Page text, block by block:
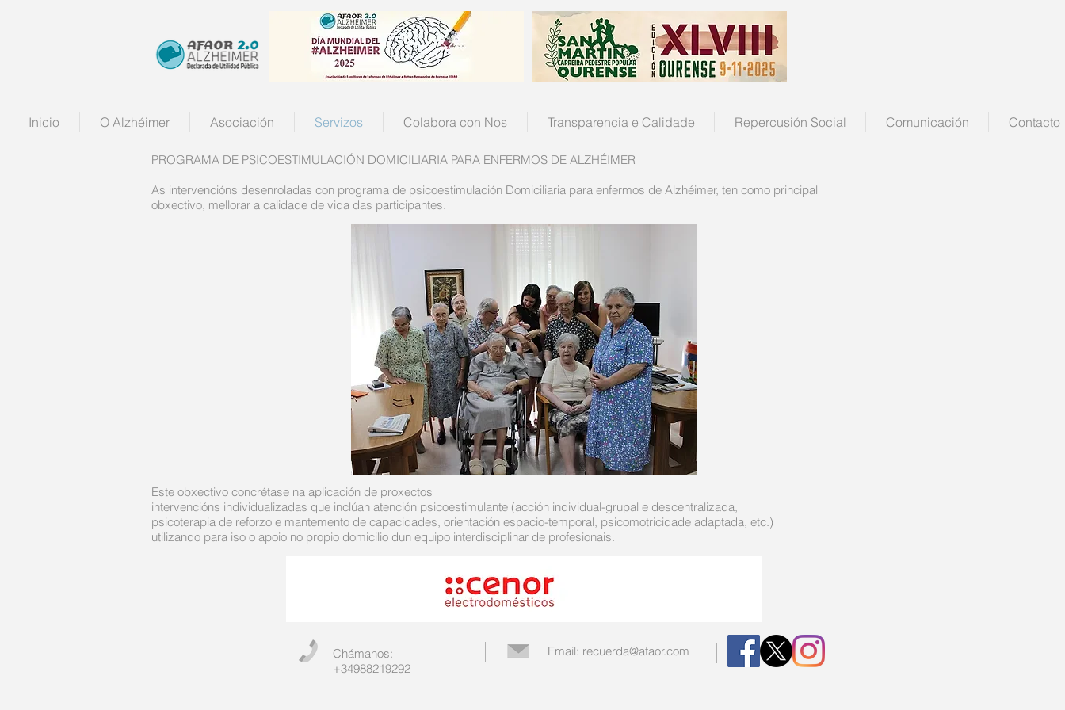
Inicio O Alzhéimer Asociación Servizos Colabora con Nos Transparencia e Calidade Repercusión Social Comunicación Contacto
PROGRAMA DE PSICOESTIMULACIÓN DOMICILIARIA PARA ENFERMOS DE ALZHÉIMER
As intervencións desenroladas con programa de psicoestimulación Domiciliaria para enfermos de Alzhéimer, ten como principal
obxectivo, mellorar a calidade de vida das participantes.
Este obxectivo concrétase na aplicación de proxectos
intervencións individualizadas que inclúan atención psicoestimulante (acción individual-grupal e descentralizada,
psicoterapia de reforzo e mantemento de capacidades, orientación espacio-temporal, psicomotricidade adaptada, etc.)
utilizando para iso o apoio no propio domicilio dun equipo interdisciplinar de profesionais.
Chámanos:
+34988219292
Email: recuerda@afaor.com